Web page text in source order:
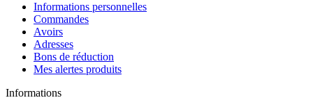
Informations personnelles
Commandes
Avoirs
Adresses
Bons de réduction
Mes alertes produits
Informations